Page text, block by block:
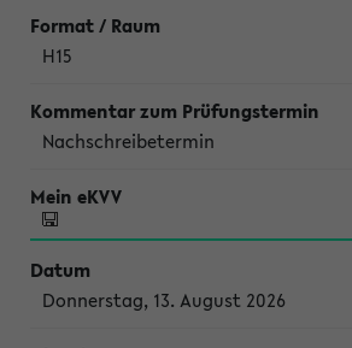
H15
Nachschreibetermin
Donnerstag, 13. August 2026